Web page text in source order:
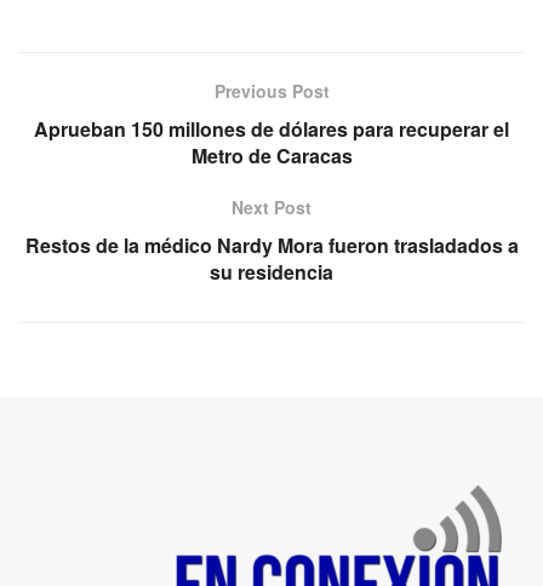
Previous Post
Aprueban 150 millones de dólares para recuperar el
Metro de Caracas
Next Post
Restos de la médico Nardy Mora fueron trasladados a
su residencia